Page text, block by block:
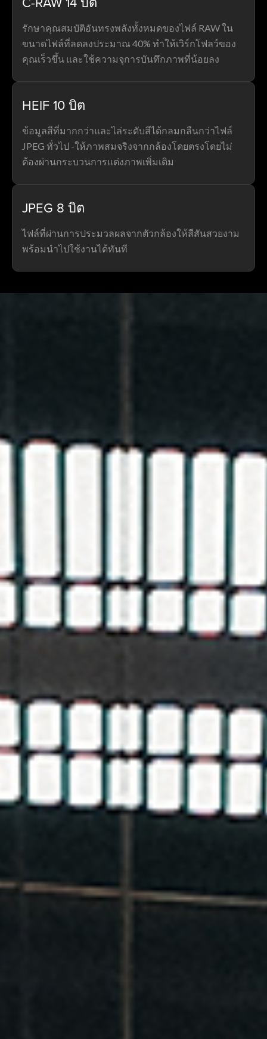
รักษาคุณสมบัติอันทรงพลังทั้งหมดของไฟล์ RAW ใน
ขนาดไฟล์ที่ลดลงประมาณ 40% ทำให้เวิร์กโฟลว์ของ
คุณเร็วขึ้น และใช้ความจุการบันทึกภาพที่น้อยลง
HEIF 10 บิต
ข้อมูลสีที่มากกว่าและไล่ระดับสีได้กลมกลืนกว่าไฟล์
JPEG ทั่วไป -ให้ภาพสมจริงจากกล้องโดยตรงโดยไม่
ต้องผ่านกระบวนการแต่งภาพเพิ่มเติม
JPEG 8 บิต
ไฟล์ที่ผ่านการประมวลผลจากตัวกล้องให้สีสันสวยงาม
พร้อมนำไปใช้งานได้ทันที